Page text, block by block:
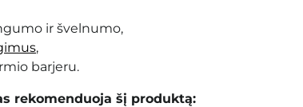
ir švelnumo,
,
barjeru.
rekomenduoja šį produktą: